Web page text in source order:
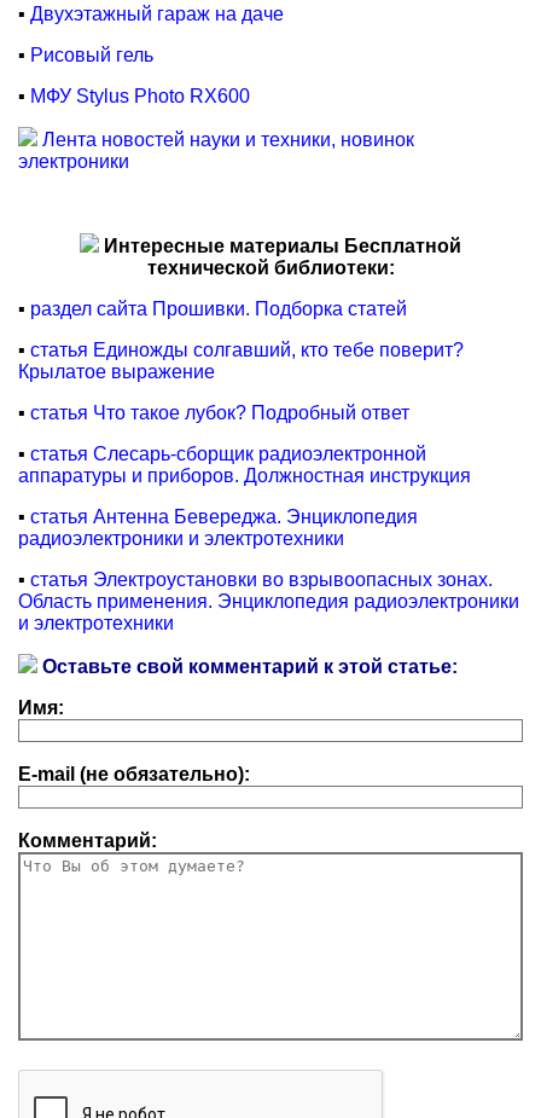
▪ Двухэтажный гараж на даче
▪ Рисовый гель
▪ МФУ Stylus Photo RX600
Лента новостей науки и техники, новинок
электроники
Интересные материалы Бесплатной
технической библиотеки:
▪ раздел сайта Прошивки. Подборка статей
▪ статья Единожды солгавший, кто тебе поверит?
Крылатое выражение
▪ статья Что такое лубок? Подробный ответ
▪ статья Слесарь-сборщик радиоэлектронной
аппаратуры и приборов. Должностная инструкция
▪ статья Антенна Бевереджа. Энциклопедия
радиоэлектроники и электротехники
▪ статья Электроустановки во взрывоопасных зонах.
Область применения. Энциклопедия радиоэлектроники
и электротехники
Оставьте свой комментарий к этой статье:
Имя:
E-mail (не обязательно):
Комментарий: